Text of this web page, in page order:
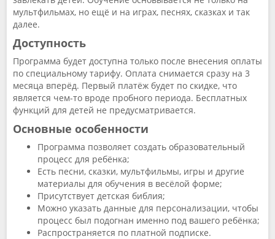
мультфильмах, но ещё и на играх, песнях, сказках и так
далее.
Доступность
Программа будет доступна только после внесения оплаты
по специальному тарифу. Оплата снимается сразу на 3
месяца вперёд. Первый платёж будет по скидке, что
является чем-то вроде пробного периода. Бесплатных
функций для детей не предусматривается.
Основные особенности
Программа позволяет создать образовательный
процесс для ребёнка;
Есть песни, сказки, мультфильмы, игры и другие
материалы для обучения в весёлой форме;
Присутствует детская библия;
Можно указать данные для персонализации, чтобы
процесс был подогнан именно под вашего ребёнка;
Распространяется по платной подписке.